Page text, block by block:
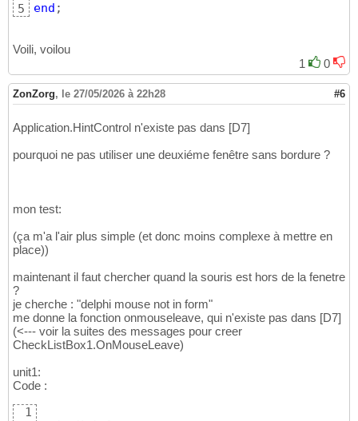
5
end ;
Voili, voilou
1
0
ZonZorg, le 27/05/2026 à 22h28 #6
Application.HintControl n'existe pas dans [D7]
pourquoi ne pas utiliser une deuxiéme fenêtre sans bordure ?
mon test:
(ça m'a l'air plus simple (et donc moins complexe à mettre en
place))
maintenant il faut chercher quand la souris est hors de la fenetre
?
je cherche : "delphi mouse not in form"
me donne la fonction onmouseleave, qui n'existe pas dans [D7]
(<--- voir la suites des messages pour creer
CheckListBox1.OnMouseLeave)
unit1:
Code :
1